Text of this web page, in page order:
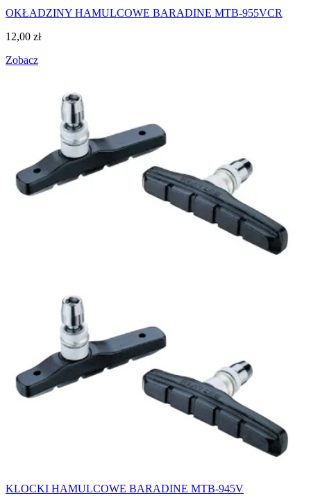
OKŁADZINY HAMULCOWE BARADINE MTB-955VCR
12,00 zł
Zobacz
KLOCKI HAMULCOWE BARADINE MTB-945V